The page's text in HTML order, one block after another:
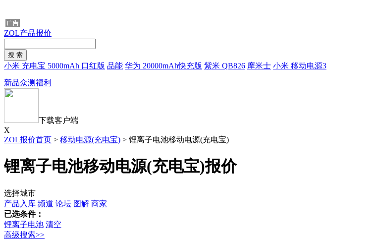
ZOL产品报价
小米 充电宝 5000mAh 口红版 品能 华为 20000mAh快充版 紫米 QB826 摩米士 小米 移动电源3
新品众测福利
下载客户端
X
ZOL报价首页 > 移动电源(充电宝) > 锂离子电池移动电源(充电宝)
锂离子电池移动电源(充电宝)报价
选择城市
产品入库 频道 论坛 图解 商家
已选条件：
锂离子电池 清空
高级搜索>>